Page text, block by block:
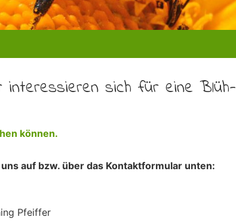
interessieren sich für eine Blüh-
können.
auf bzw. über das Kontaktformular unten:
Pfeiffer